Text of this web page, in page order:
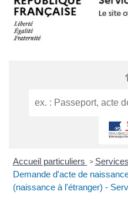
Accueil particuliers >
Demande d'acte de
(naissance à l'étranger) -